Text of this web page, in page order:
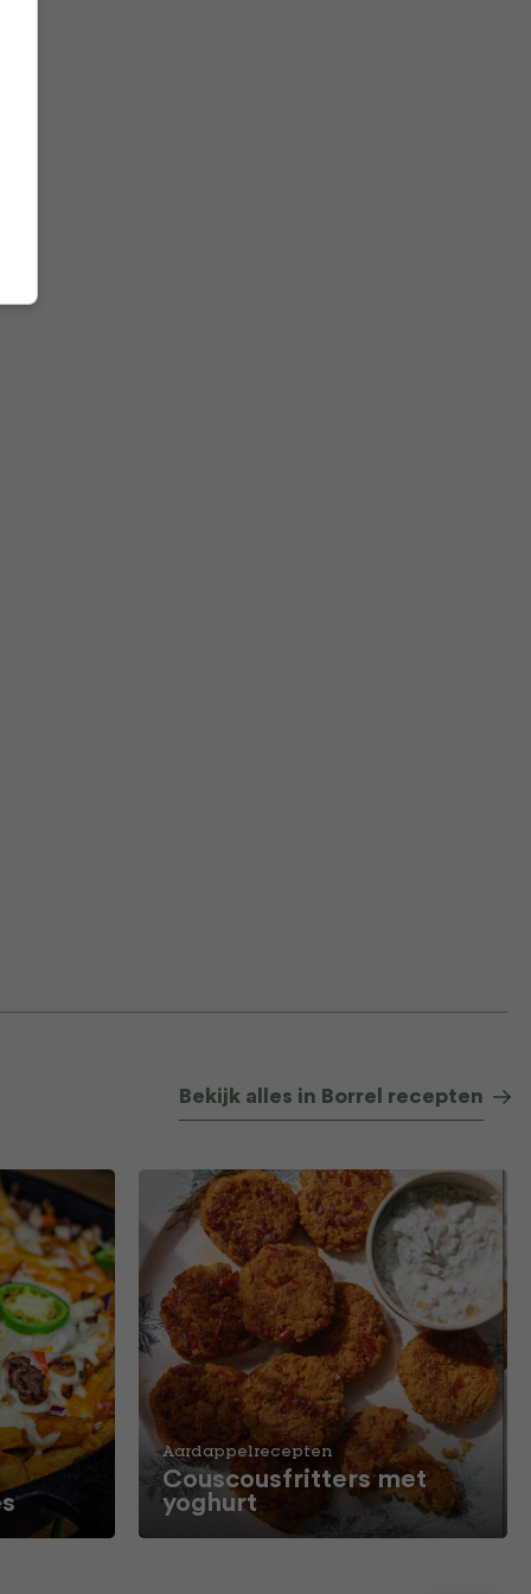
Bekijk alles in Borrel recepten
Aardappelrecepten
Couscousfritters met
yoghurt